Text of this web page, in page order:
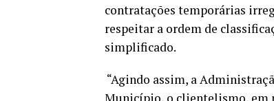
contratações temporárias
respeitar a ordem de
simplificado.
“Agindo assim, a
Município, o clientelismo, em